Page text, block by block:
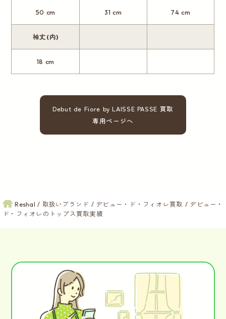
50 cm 31 cm 74 cm
袖丈(内)
18 cm
Debut de Fiore by LAISSE PASSE 買取
専用ページへ
Reshal 取扱いブランド デビュー・ド・フィオレ買取
デビュー・
ド・フィオレのトップス買取実績